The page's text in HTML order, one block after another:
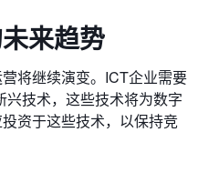
来趋势
将继续演变。ICT企业需要
技术，这些技术将为数字
资于这些技术，以保持竞